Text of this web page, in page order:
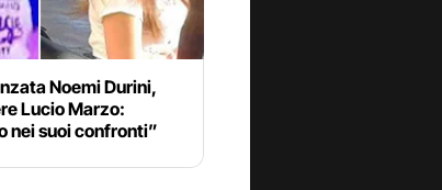
Noemi Durini,
Lucio Marzo:
nei suoi confronti”